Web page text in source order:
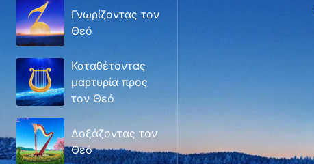
Γνωρίζοντας τον
Θεό
Καταθέτοντας
μαρτυρία προς
τον Θεό
Δοξάζοντας τον
Θεό